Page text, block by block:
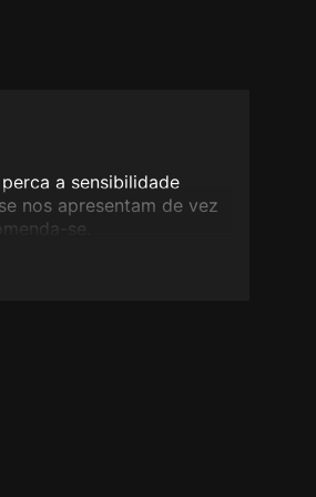
a sensibilidade
nos apresentam de vez
se.